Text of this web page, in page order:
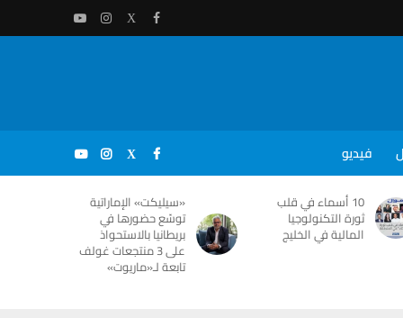
فيديو
10 أسماء في قلب
ثورة التكنولوجيا
المالية في الخليج
«سيليكت» الإماراتية
توسّع حضورها في
بريطانيا بالاستحواذ
على 3 منتجعات غولف
تابعة لـ«ماريوت»